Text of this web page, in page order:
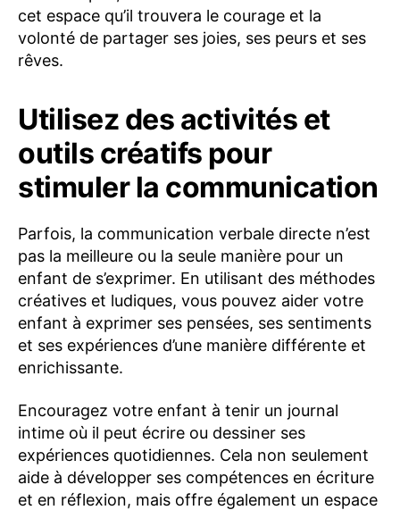
cet espace qu’il trouvera le courage et la
volonté de partager ses joies, ses peurs et ses
rêves.
Utilisez des activités et
outils créatifs pour
stimuler la communication
Parfois, la communication verbale directe n’est
pas la meilleure ou la seule manière pour un
enfant de s’exprimer. En utilisant des méthodes
créatives et ludiques, vous pouvez aider votre
enfant à exprimer ses pensées, ses sentiments
et ses expériences d’une manière différente et
enrichissante.
Encouragez votre enfant à tenir un journal
intime où il peut écrire ou dessiner ses
expériences quotidiennes. Cela non seulement
aide à développer ses compétences en écriture
et en réflexion, mais offre également un espace